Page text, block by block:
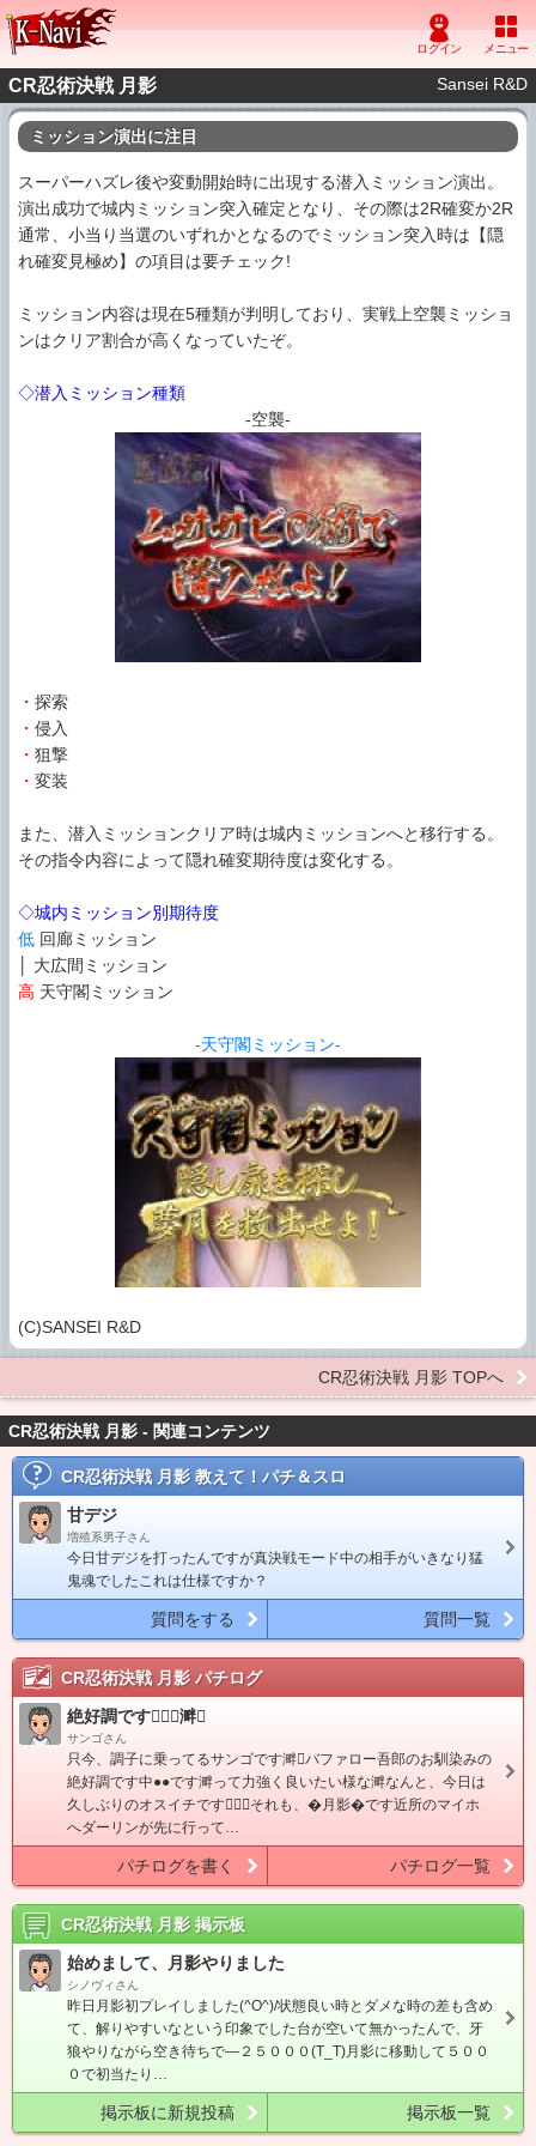
CR忍術決戦 月影 Sansei R&D
ミッション演出に注目
スーパーハズレ後や変動開始時に出現する潜入ミッション演出。
演出成功で城内ミッション突入確定となり、その際は2R確変か2R
通常、小当り当選のいずれかとなるのでミッション突入時は 【隠
れ確変見極め】の項目は要チェック!
ミッション内容は現在5種類が判明しており、実戦上空襲ミッショ
ンはクリア割合が高くなっていたぞ。
◇潜入ミッション種類
-空襲-
・ 探索
・ 侵入
・ 狙撃
・ 変装
また、潜入ミッションクリア時は城内ミッションへと移行する。
その指令内容によって隠れ確変期待度は変化する。
◇城内ミッション別期待度
低 回廊ミッション
│ 大広間ミッション
高 天守閣ミッション
-天守閣ミッション-
(C)SANSEI R&D
CR忍術決戦 月影 TOPへ
CR忍術決戦 月影 - 関連コンテンツ
CR忍術決戦 月影教えて！パチ＆スロ
甘デジ
増殖系男子さん
今日甘デジを打ったんですが真決戦モード中の相手がいきなり猛
鬼魂でしたこれは仕様ですか？
質問をする 質問一覧
CR忍術決戦 月影パチログ
絶好調です！！溿
サンゴさん
只今、調子に乗ってるサンゴです溿バファロー吾郎のお馴染みの
絶好調です中●●です溿って力強く良いたい様な溿なんと、今日は
久しぶりのオスイチです！！それも、�月影�です近所のマイホ
へダーリンが先に行って…
パチログを書く パチログ一覧
CR忍術決戦 月影掲示板
始めまして、月影やりました
シノヴィさん
昨日月影初プレイしました(^O^)/状態良い時とダメな時の差も含め
て、解りやすいなという印象でした台が空いて無かったんで、牙
狼やりながら空き待ちで―２５０００(T_T)月影に移動して５００
０で初当たり…
掲示板に新規投稿 掲示板一覧